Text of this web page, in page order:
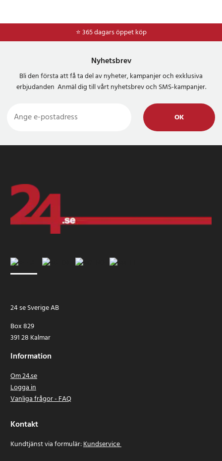
⭐ 365 dagars öppet köp
⭐Frakt 49kr *
Nyhetsbrev
Bli den första att få ta del av nyheter, kampanjer och exklusiva
erbjudanden Anmäl dig till vårt nyhetsbrev och SMS-kampanjer.
OK
24 se Sverige AB
Box 829
391 28 Kalmar
Information
Om 24.se
Logga in
Vanliga frågor - FAQ
Kontakt
Kundtjänst via formulär:Kundservice